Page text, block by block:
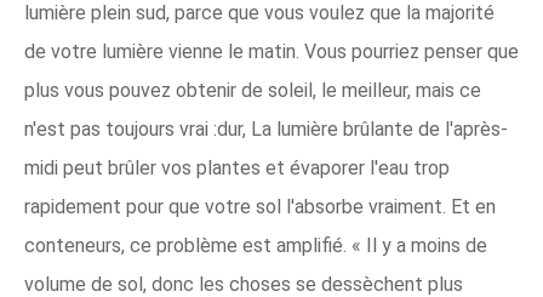
lumière plein sud, parce que vous voulez que la majorité
de votre lumière vienne le matin. Vous pourriez penser que
plus vous pouvez obtenir de soleil, le meilleur, mais ce
n'est pas toujours vrai :dur, La lumière brûlante de l'après-
midi peut brûler vos plantes et évaporer l'eau trop
rapidement pour que votre sol l'absorbe vraiment. Et en
conteneurs, ce problème est amplifié. « Il y a moins de
volume de sol, donc les choses se dessèchent plus